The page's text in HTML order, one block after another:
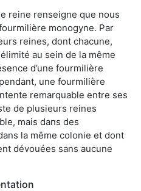
reine renseigne que nous
monogyne. Par
reines, dont chacune,
au sein de la même
d’une fourmilière
une fourmilière
remarquable entre ses
de plusieurs reines
mais dans des
la même colonie et dont
dévouées sans aucune